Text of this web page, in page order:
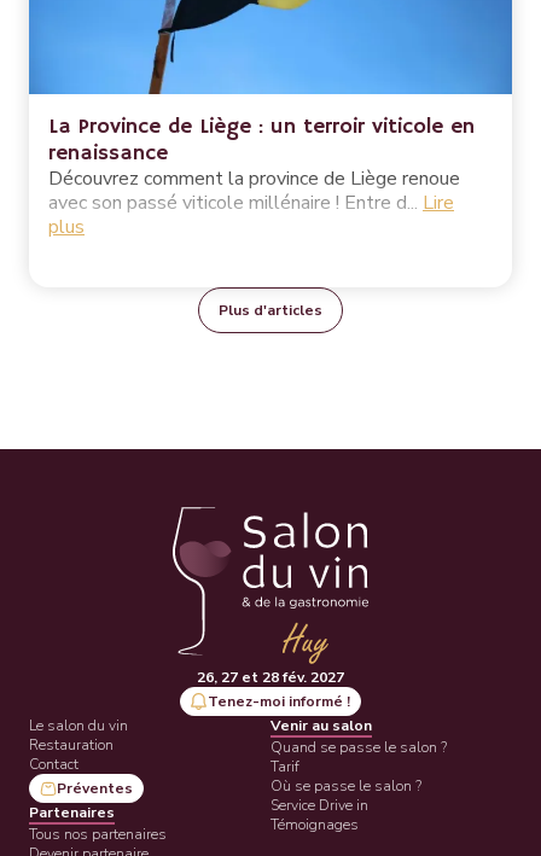
La Province de Liège : un terroir viticole en
renaissance
Découvrez comment la province de Liège renoue
avec son passé viticole millénaire ! Entre d... Lire
plus
Plus d'articles
26, 27 et 28 fév. 2027
Tenez-moi informé !
Le salon du vin
Restauration
Contact
Préventes
Partenaires
Tous nos partenaires
Venir au salon
Quand se passe le salon ?
Tarif
Où se passe le salon ?
Service Drive in
Témoignages